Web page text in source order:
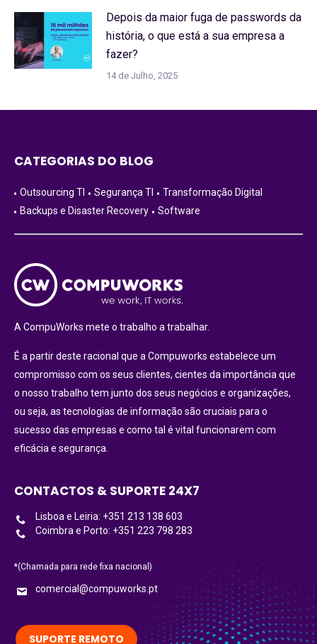
Depois da maior fuga de passwords da
história, o que está a sua empresa a
fazer?
14 de Julho, 2025
CATEGORIAS DO BLOG
Outsourcing TI Segurança TI
Transformação Digital
Backups e Disaster Recovery
Software
A CompuWorks mete o trabalho a trabalhar.
É a partir deste racional que a Compuworks estabelece um
compromisso com os seus clientes, cientes da importância que
o nosso trabalho tem junto dos seus negócios e organizações,
ou seja, as tecnologias de informação são cruciais para o
sucesso das empresas e como tal é vital funcionarem com
eficácia e segurança.
CONTACTOS & SUPORTE 24X7
Lisboa e Leiria: +351 213 138 603
Coimbra e Porto: +351 223 798 283
*(Chamada para rede fixa nacional)
comercial@compuworks.pt
SUPORTE REMOTO